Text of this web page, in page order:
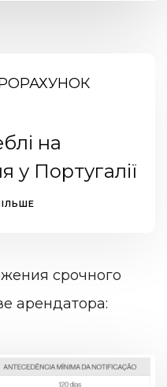
на
у Португалії
срочного
арендатора: